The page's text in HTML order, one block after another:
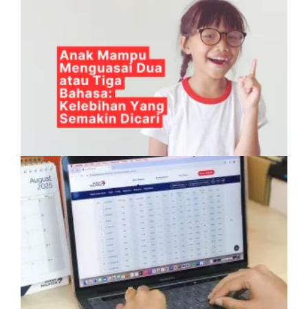
Anak Mampu Menguasai Dua atau Tiga
Bahasa: Kelebihan Yang Semakin Dicari